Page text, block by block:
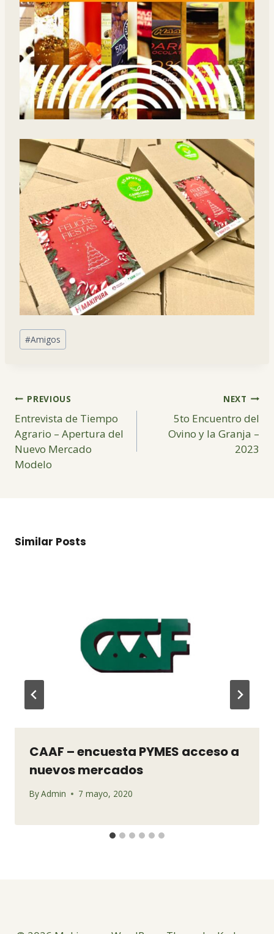
Post
Tags:
#Amigos
Navegación
de
entradas
PREVIOUS
Entrevista de Tiempo
Agrario – Apertura del
Nuevo Mercado
Modelo
NEXT
5to Encuentro del
Ovino y la Granja –
2023
Similar Posts
CAAF – encuesta PYMES acceso a
nuevos mercados
ByAdmin 7 mayo, 2020